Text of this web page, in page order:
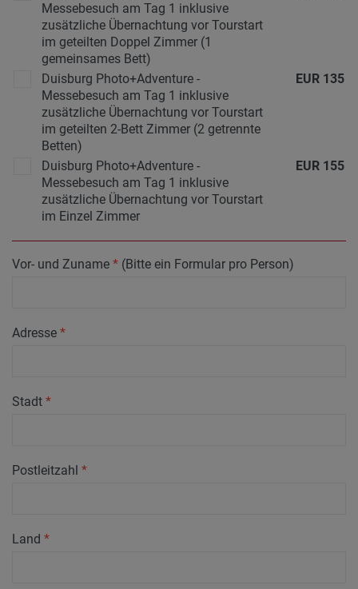
Messebesuch am Tag 1 inklusive
zusätzliche Übernachtung vor Tourstart
im geteilten Doppel Zimmer (1
gemeinsames Bett)
Duisburg Photo+Adventure -
Messebesuch am Tag 1 inklusive
zusätzliche Übernachtung vor Tourstart
im geteilten 2-Bett Zimmer (2 getrennte
Betten)
EUR 135
Duisburg Photo+Adventure -
Messebesuch am Tag 1 inklusive
zusätzliche Übernachtung vor Tourstart
im Einzel Zimmer
EUR 155
Vor- und Zuname * (Bitte ein Formular pro Person)
Adresse *
Stadt *
Postleitzahl *
Land *